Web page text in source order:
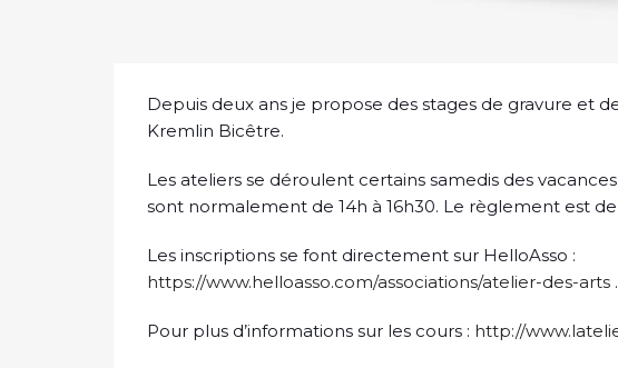
Depuis deux ans je propose des stages de gravure et
Kremlin Bicêtre.
Les ateliers se déroulent certains samedis des
sont normalement de 14h à 16h30. Le règlement est
Les inscriptions se font directement sur HelloAsso :
https://www.helloasso.com/associations/atelier-des-arts .
Pour plus d’informations sur les cours : http://